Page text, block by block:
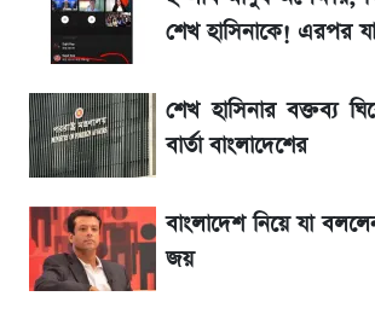
ড. ইউনূস বনাম তারেক
কাদের সিদ্দিকী
শেখ হাসিনাকে! এরপর
শেখ হাসিনার বক্তব্য
বার্তা বাংলাদেশের
বাংলাদেশ নিয়ে যা
জয়